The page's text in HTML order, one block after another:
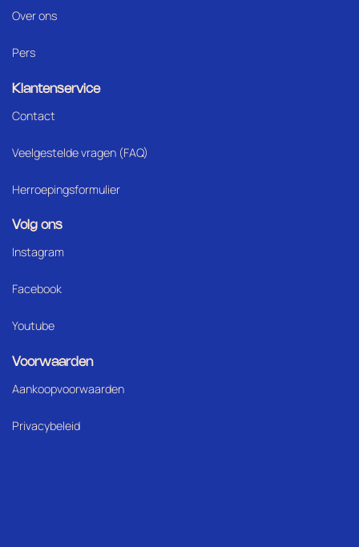
Over ons
Pers
Klantenservice
Contact
Veelgestelde vragen (FAQ)
Herroepingsformulier
Volg ons
Instagram
Facebook
Youtube
Voorwaarden
Aankoopvoorwaarden
Privacybeleid